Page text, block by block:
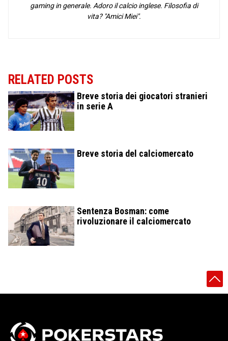
gaming in generale. Adoro il calcio inglese. Filosofia di
vita? "Amici Miei".
RELATED POSTS
Breve storia dei giocatori stranieri
in serie A
Breve storia del calciomercato
Sentenza Bosman: come
rivoluzionare il calciomercato